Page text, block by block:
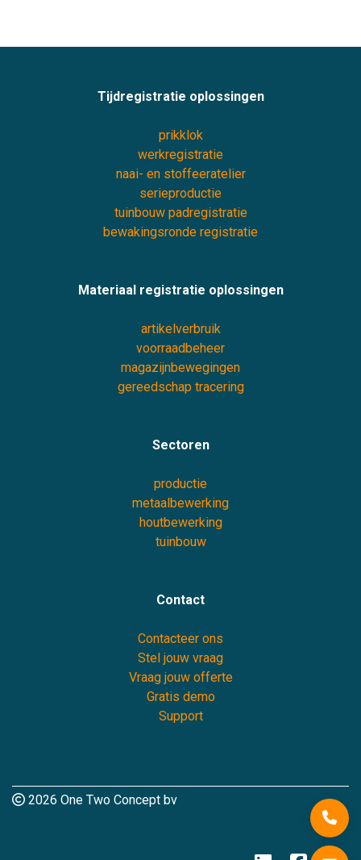
Tijdregistratie oplossingen
prikklok
werkregistratie
naai- en stoffeeratelier
serieproductie
tuinbouw padregistratie
bewakingsronde registratie
Materiaal registratie oplossingen
artikelverbruik
voorraadbeheer
magazijnbewegingen
gereedschap tracering
Sectoren
productie
metaalbewerking
houtbewerking
tuinbouw
Contact
Contacteer ons
Stel jouw vraag
Vraag jouw offerte
Gratis demo
Support
2026 One Two Concept bv